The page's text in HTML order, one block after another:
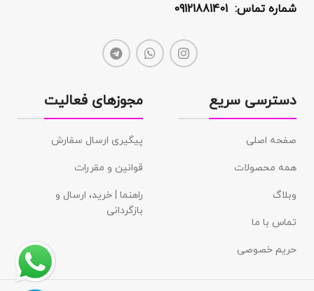
شماره تماس: 09121881401
دسترسی سریع
صفحه اصلی
همه محصولات
وبلاگ
تماس با ما
حریم خصوصی
مجوزهای فعالیت
پیگیری ارسال سفارش
قوانین و مقررات
راهنما | خرید، ارسال و
بازگردانی